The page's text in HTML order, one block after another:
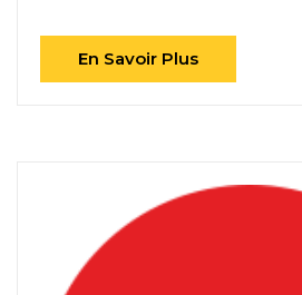
En Savoir Plus